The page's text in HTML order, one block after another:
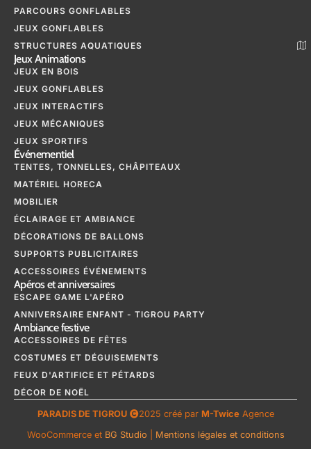
PARCOURS GONFLABLES
JEUX GONFLABLES
STRUCTURES AQUATIQUES
Jeux Animations
JEUX EN BOIS
JEUX GONFLABLES
JEUX INTERACTIFS
JEUX MÉCANIQUES
JEUX SPORTIFS
Événementiel
TENTES, TONNELLES, CHÂPITEAUX
MATÉRIEL HORECA
MOBILIER
ÉCLAIRAGE ET AMBIANCE
DÉCORATIONS DE BALLONS
SUPPORTS PUBLICITAIRES
ACCESSOIRES ÉVÉNEMENTS
Apéros et anniversaires
ESCAPE GAME L'APÉRO
ANNIVERSAIRE ENFANT - TIGROU PARTY
Ambiance festive
ACCESSOIRES DE FÊTES
COSTUMES ET DÉGUISEMENTS
FEUX D'ARTIFICE ET PÉTARDS
DÉCOR DE NOËL
PARADIS DE TIGROU 2025 créé par M-Twice Agence
WooCommerce et BG Studio
Mentions légales et conditions